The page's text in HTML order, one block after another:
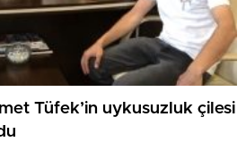
Tüfek’in uykusuzluk çilesi